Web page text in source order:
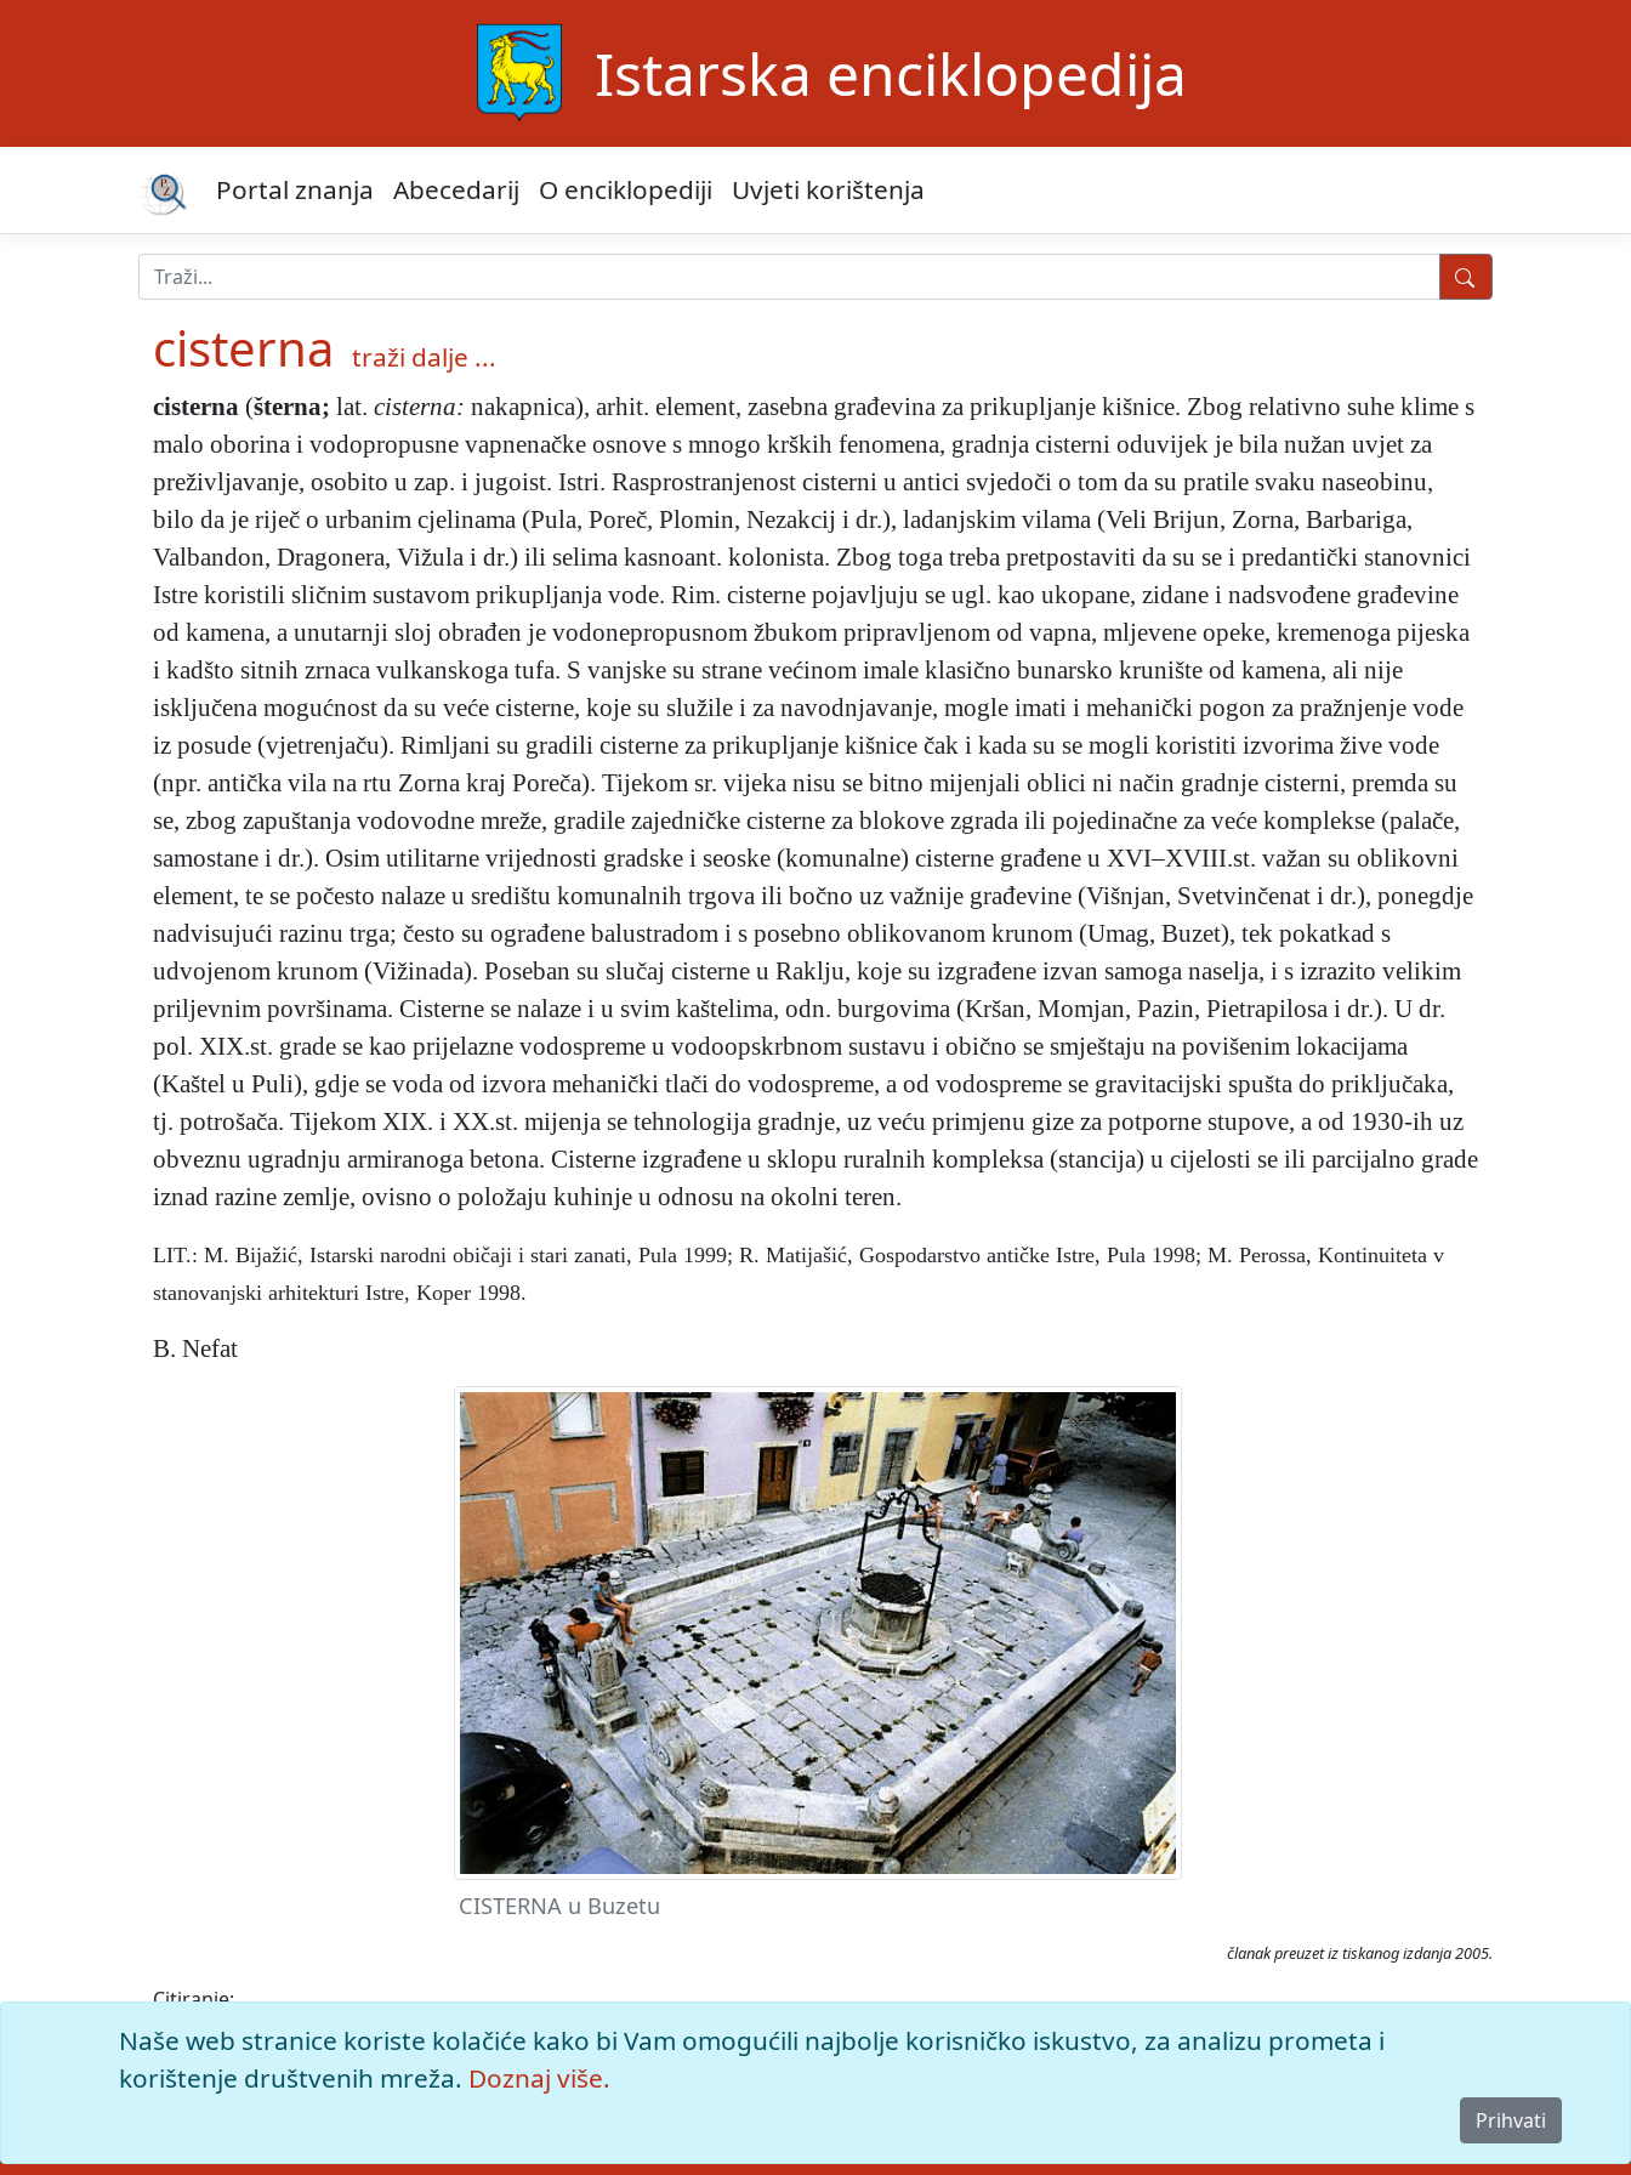
Istarska enciklopedija
Portal znanja Abecedarij O enciklopediji Uvjeti korištenja
cisterna traži dalje ...
cisterna (šterna; lat. cisterna: nakapnica), arhit. element, zasebna građevina za prikupljanje kišnice. Zbog relativno suhe klime s
malo oborina i vodopropusne vapnenačke osnove s mnogo krških fenomena, gradnja cisterni oduvijek je bila nužan uvjet za
preživljavanje, osobito u zap. i jugoist. Istri. Rasprostranjenost cisterni u antici svjedoči o tom da su pratile svaku naseobinu,
bilo da je riječ o urbanim cjelinama (Pula, Poreč, Plomin, Nezakcij i dr.), ladanjskim vilama (Veli Brijun, Zorna, Barbariga,
Valbandon, Dragonera, Vižula i dr.) ili selima kasnoant. kolonista. Zbog toga treba pretpostaviti da su se i predantički stanovnici
Istre koristili sličnim sustavom prikupljanja vode. Rim. cisterne pojavljuju se ugl. kao ukopane, zidane i nadsvođene građevine
od kamena, a unutarnji sloj obrađen je vodonepropusnom žbukom pripravljenom od vapna, mljevene opeke, kremenoga pijeska
i kadšto sitnih zrnaca vulkanskoga tufa. S vanjske su strane većinom imale klasično bunarsko krunište od kamena, ali nije
isključena mogućnost da su veće cisterne, koje su služile i za navodnjavanje, mogle imati i mehanički pogon za pražnjenje vode
iz posude (vjetrenjaču). Rimljani su gradili cisterne za prikupljanje kišnice čak i kada su se mogli koristiti izvorima žive vode
(npr. antička vila na rtu Zorna kraj Poreča). Tijekom sr. vijeka nisu se bitno mijenjali oblici ni način gradnje cisterni, premda su
se, zbog zapuštanja vodovodne mreže, gradile zajedničke cisterne za blokove zgrada ili pojedinačne za veće komplekse (palače,
samostane i dr.). Osim utilitarne vrijednosti gradske i seoske (komunalne) cisterne građene u XVI–XVIII.st. važan su oblikovni
element, te se počesto nalaze u središtu komunalnih trgova ili bočno uz važnije građevine (Višnjan, Svetvinčenat i dr.), ponegdje
nadvisujući razinu trga; često su ograđene balustradom i s posebno oblikovanom krunom (Umag, Buzet), tek pokatkad s
udvojenom krunom (Vižinada). Poseban su slučaj cisterne u Raklju, koje su izgrađene izvan samoga naselja, i s izrazito velikim
priljevnim površinama. Cisterne se nalaze i u svim kaštelima, odn. burgovima (Kršan, Momjan, Pazin, Pietrapilosa i dr.). U dr.
pol. XIX.st. grade se kao prijelazne vodospreme u vodoopskrbnom sustavu i obično se smještaju na povišenim lokacijama
(Kaštel u Puli), gdje se voda od izvora mehanički tlači do vodospreme, a od vodospreme se gravitacijski spušta do priključaka,
tj. potrošača. Tijekom XIX. i XX.st. mijenja se tehnologija gradnje, uz veću primjenu gize za potporne stupove, a od 1930-ih uz
obveznu ugradnju armiranoga betona. Cisterne izgrađene u sklopu ruralnih kompleksa (stancija) u cijelosti se ili parcijalno grade
iznad razine zemlje, ovisno o položaju kuhinje u odnosu na okolni teren.
LIT.: M. Bijažić, Istarski narodni običaji i stari zanati, Pula 1999; R. Matijašić, Gospodarstvo antičke Istre, Pula 1998; M. Perossa, Kontinuiteta v
stanovanjski arhitekturi Istre, Koper 1998.
B. Nefat
CISTERNA u Buzetu
članak preuzet iz tiskanog izdanja 2005.
Citiranje:
cisterna.
Istarska enciklopedija (2005), mrežno izdanje.Leksikografski zavod Miroslav Krleža, 2026. Pristupljeno 8.8.2026.
<https://istra.lzmk.hr/clanak/cisterna>.
Naše web stranice koriste kolačiće kako bi Vam omogućili najbolje korisničko iskustvo, za analizu prometa i
korištenje društvenih mreža. Doznaj više.
Prihvati